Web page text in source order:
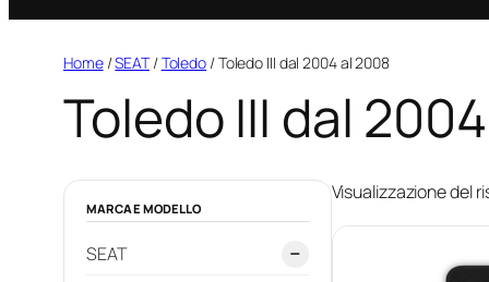
Home/SEAT/Toledo / Toledo III dal 2004 al 2008
Toledo III dal
MARCA E MODELLO
−
SEAT
Visualizzazione del